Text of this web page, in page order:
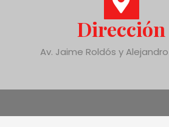
Dirección
Av. Jaime Roldós y